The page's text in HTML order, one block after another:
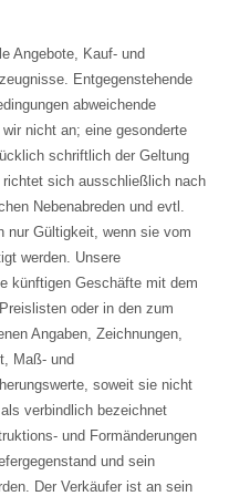
Angebote, Kauf- und
Entgegenstehende
abweichende
nicht an; eine gesonderte
schriftlich der Geltung
sich ausschließlich nach
Nebenabreden und evtl.
nur Gültigkeit, wenn sie vom
werden. Unsere
künftigen Geschäfte mit dem
oder in den zum
Angaben, Zeichnungen,
Maß- und
soweit sie nicht
verbindlich bezeichnet
und Formänderungen
und sein
Der Verkäufer ist an sein